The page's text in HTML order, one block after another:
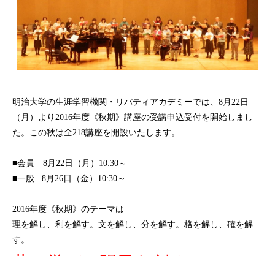
明治大学の生涯学習機関・リバティアカデミーでは、 8 月 22 日
（月）より 2016年度《秋期》講座の受講申込受付を開始しまし
た。この秋は全218講座を開設いたします。
■会員 8 月 22 日（月） 10:30 ～
■一般 8 月 26日（金） 10:30 ～
2016年度《秋期》のテーマは
理を解し、利を解す。文を解し、分を解す。格を解し、確を解
す。